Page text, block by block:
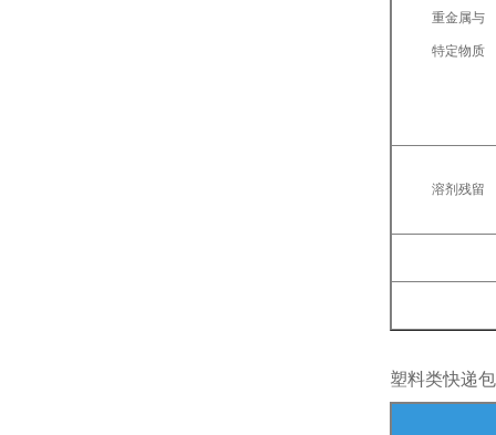
重金属与
特定物质
溶剂残留
塑料类快递